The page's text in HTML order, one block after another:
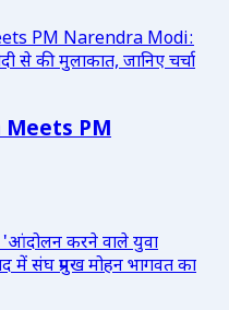
Meets PM